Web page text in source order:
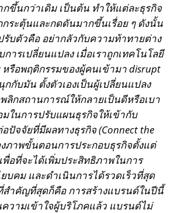
ขึ้นกว่าเดิม เป็นต้น ทำให้แต่ละธุรกิจ
ระตุ้นและกดดันมากขึ้นเรื่อย ๆ ดังนั้น
รับตัวคือ อย่ากลัวกับความท้าทายต่าง
ารเปลี่ยนแปลง เมื่อเราถูกเทคโนโลยี
รือพฤติกรรมของผู้คนเข้ามาdisrupt
กกับมัน ตั้งตัวเองเป็นผู้เปลี่ยนแปลง
ลิกสถานการณ์ให้กลายเป็นดีหรือเบา
มในการปรับแผนธุรกิจให้เข้ากับ
ปัจจัยที่มีผลทางธุรกิจ(Connect the
งภาพขั้นตอนการประกอบธุรกิจตั้งแต่
พื่อที่จะได้เพิ่มประสิทธิภาพในการ
บคม และดำเนินการได้รวดเร็วที่สุด
ำคัญที่สุดก็คือ การสร้างแบรนด์ในปีนี้
วามเข้าใจผู้บริโภคแล้ว แบรนด์ไม่